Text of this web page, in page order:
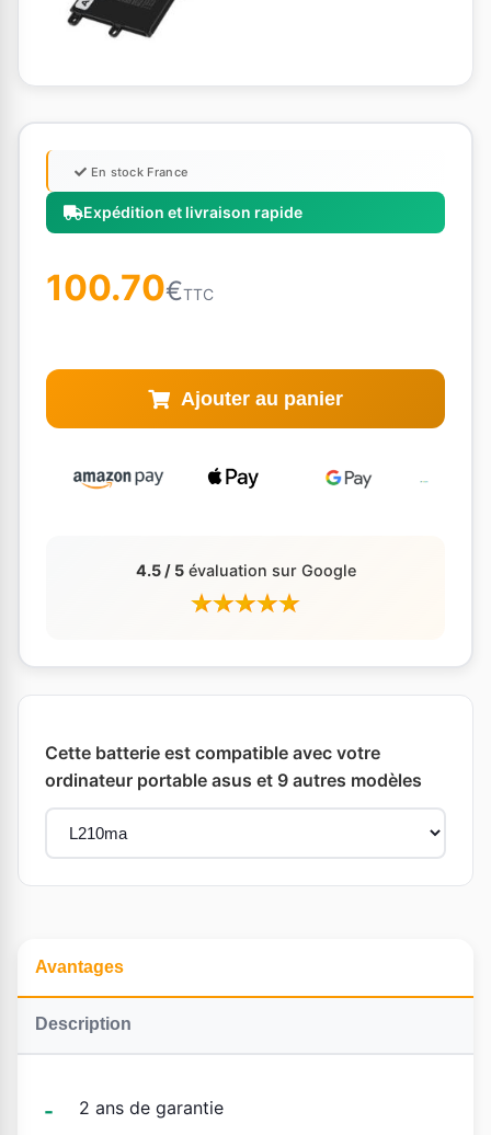
Expédition et livraison rapide
En stock France
100.70€TTC
Ajouter au panier
4.5 / 5évaluation sur Google
Cette batterie est compatible avec votre
ordinateur portable asus et 9 autres modèles
Avantages
Description
2 ans de garantie